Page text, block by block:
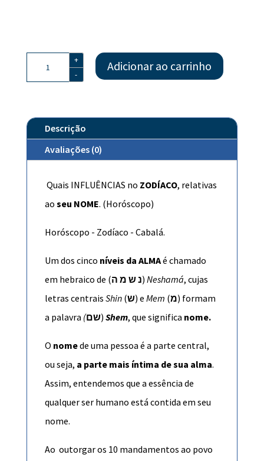
INFLUÊNCIAS
relativas
ao
quantidade
+
-
Adicionar ao carrinho
Descrição
Avaliações (0)
Quais INFLUÊNCIAS no ZODÍACO, relativas
ao seu NOME. (Horóscopo)
Horóscopo - Zodíaco - Cabalá.
Um dos cinco níveis da ALMAé chamado
em hebraico de (נ ש מ ה) Neshamá, cujas
letras centrais Shin(ש) e Mem (מ) formam
a palavra (שם) Shem, que significa nome.
O nomede uma pessoa é a parte central,
ou seja, a parte mais íntima de sua alma.
Assim, entendemos que a essência de
qualquer ser humano está contida em seu
nome.
Ao outorgar os 10 mandamentos ao povo